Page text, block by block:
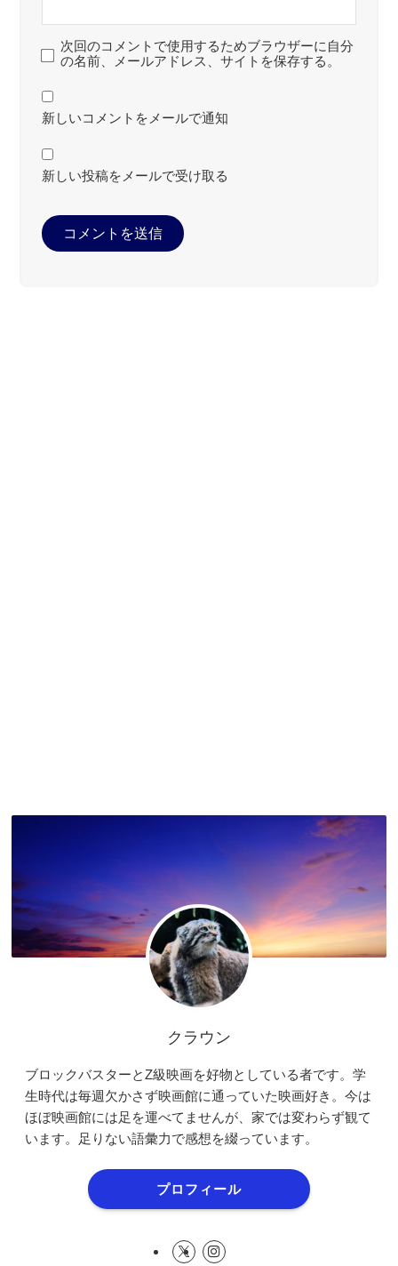
次回のコメントで使用するためブラウザーに自分
の名前、メールアドレス、サイトを保存する。
新しいコメントをメールで通知
新しい投稿をメールで受け取る
クラウン
ブロックバスターとZ級映画を好物としている者です。学
生時代は毎週欠かさず映画館に通っていた映画好き。今は
ほぼ映画館には足を運べてませんが、家では変わらず観て
います。足りない語彙力で感想を綴っています。
プロフィール